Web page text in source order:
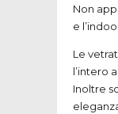
Non
e
Le
l’intero
Inoltre